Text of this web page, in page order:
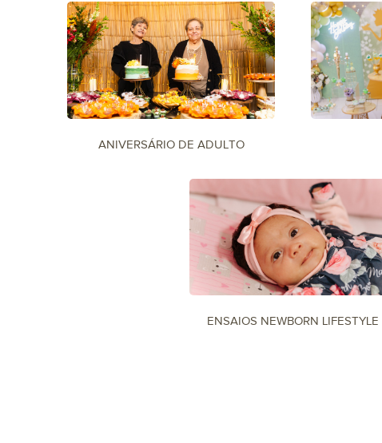
ANIVERSÁRIO DE ADULTO
ENSAIOS NEWBORN LIFESTYLE